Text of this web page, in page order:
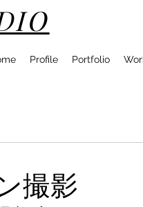
Profile Portfolio
撮影